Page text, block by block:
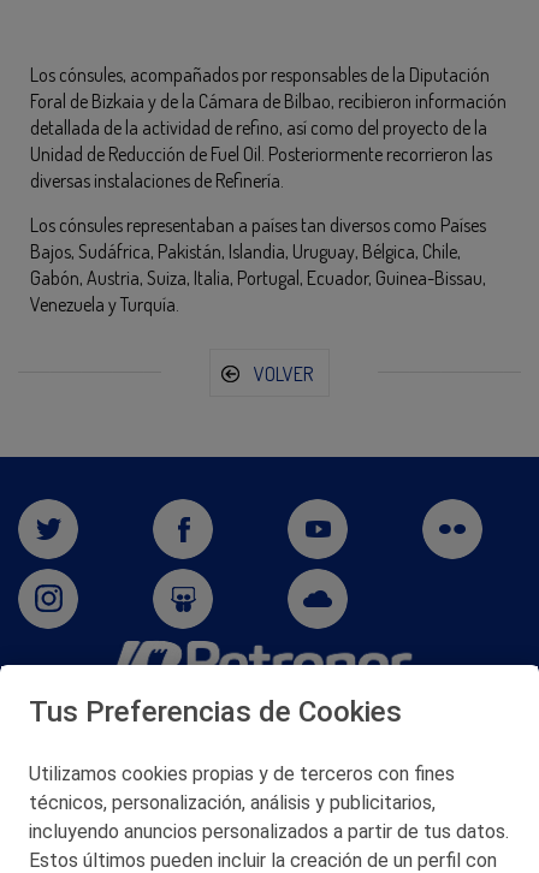
Los cónsules, acompañados por responsables de la Diputación
Foral de Bizkaia y de la Cámara de Bilbao, recibieron información
detallada de la actividad de refino, así como del proyecto de la
Unidad de Reducción de Fuel Oil. Posteriormente recorrieron las
diversas instalaciones de Refinería.
Los cónsules representaban a países tan diversos como Países
Bajos, Sudáfrica, Pakistán, Islandia, Uruguay, Bélgica, Chile,
Gabón, Austria, Suiza, Italia, Portugal, Ecuador, Guinea-Bissau,
Venezuela y Turquía.
VOLVER
San Martín 5-Edificio Muñatones,
© 2026 Petronor S.A.
Tus Preferencias de Cookies
Utilizamos cookies propias y de terceros con fines
técnicos, personalización, análisis y publicitarios,
incluyendo anuncios personalizados a partir de tus datos.
Estos últimos pueden incluir la creación de un perfil con